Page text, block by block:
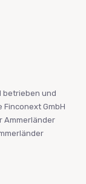
betrieben und
GmbH
Ammerländer